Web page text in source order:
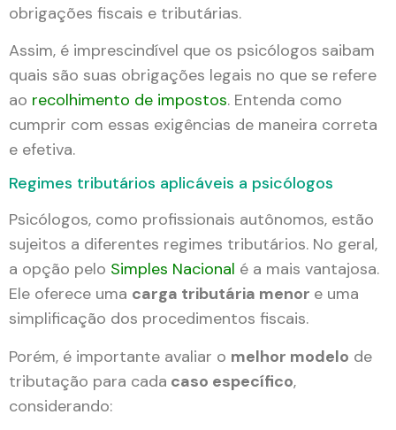
obrigações fiscais e tributárias.
Assim, é imprescindível que os psicólogos saibam
quais são suas obrigações legais no que se refere
ao recolhimento de impostos. Entenda como
cumprir com essas exigências de maneira correta
e efetiva.
Regimes tributários aplicáveis a psicólogos
Psicólogos, como profissionais autônomos, estão
sujeitos a diferentes regimes tributários. No geral,
a opção pelo Simples Nacional é a mais vantajosa.
Ele oferece uma carga tributária menor e uma
simplificação dos procedimentos fiscais.
Porém, é importante avaliar o melhor modelo de
tributação para cada caso específico,
considerando: